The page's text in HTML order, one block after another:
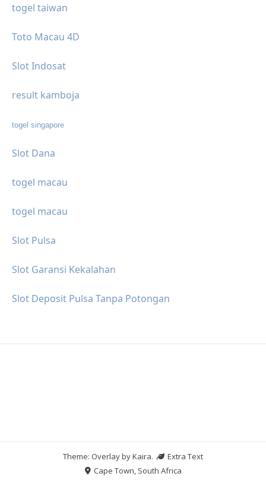
togel taiwan
Toto Macau 4D
Slot Indosat
result kamboja
togel singapore
Slot Dana
togel macau
togel macau
Slot Pulsa
Slot Garansi Kekalahan
Slot Deposit Pulsa Tanpa Potongan
Theme: Overlay byKaira.
Extra Text
Cape Town, South Africa